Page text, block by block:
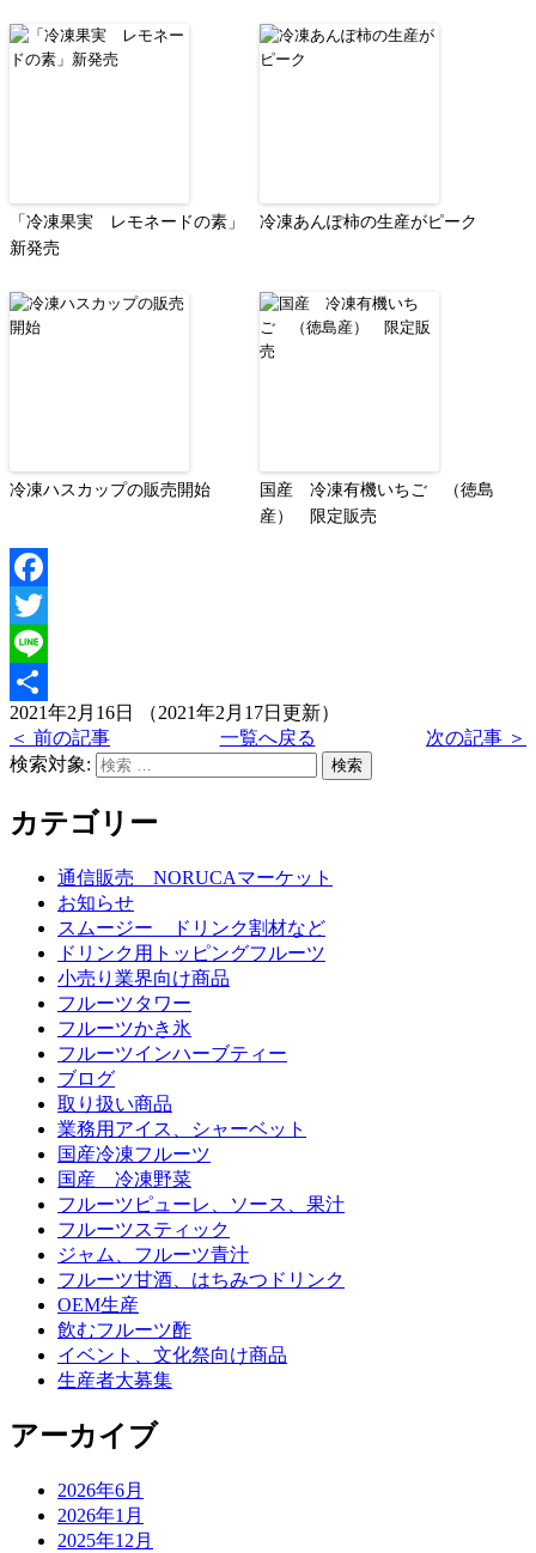
「冷凍果実 レモネードの素」
新発売
冷凍あんぽ柿の生産がピーク
冷凍ハスカップの販売開始
国産 冷凍有機いちご （徳島
産） 限定販売
Facebook
Twitter
Line
共
有
2021年2月16日
（2021年2月17日更新）
＜ 前の記事
一覧へ戻る
次の記事 ＞
検索対象:
検索
カテゴリー
通信販売 NORUCAマーケット
お知らせ
スムージー ドリンク割材など
ドリンク用トッピングフルーツ
小売り業界向け商品
フルーツタワー
フルーツかき氷
フルーツインハーブティー
ブログ
取り扱い商品
業務用アイス、シャーベット
国産冷凍フルーツ
国産 冷凍野菜
フルーツピューレ、ソース、果汁
フルーツスティック
ジャム、フルーツ青汁
フルーツ甘酒、はちみつドリンク
OEM生産
飲むフルーツ酢
イベント、文化祭向け商品
生産者大募集
アーカイブ
2026年6月
2026年1月
2025年12月